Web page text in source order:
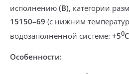
исполнению (В), категории
15150–69 (с нижним
водозаполненной системе: +50С
Особенности: